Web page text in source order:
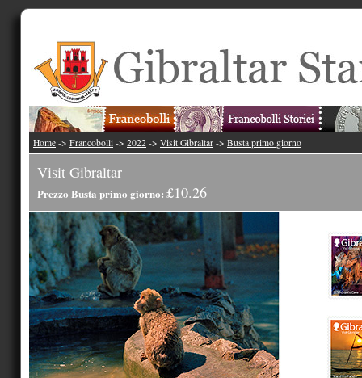
Home -> Francobolli -> 2022 -> Visit Gibraltar -> Busta primo giorno
Visit Gibraltar
Prezzo Busta primo giorno: £10.26